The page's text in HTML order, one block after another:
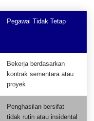
Pegawai Tidak Tetap
Bekerja berdasarkan
kontrak sementara atau
proyek
Penghasilan bersifat
tidak rutin atau insidental